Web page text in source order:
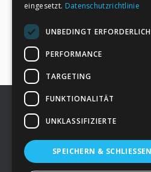
Footer →Deine Spende
eingesetzt. Datenschutzrichtlinie
UNBEDINGT ERFORDERLICH
PERFORMANCE
TARGETING
FUNKTIONALITÄT
UNKLASSIFIZIERTE
SPEICHERN & SCHLIESSEN